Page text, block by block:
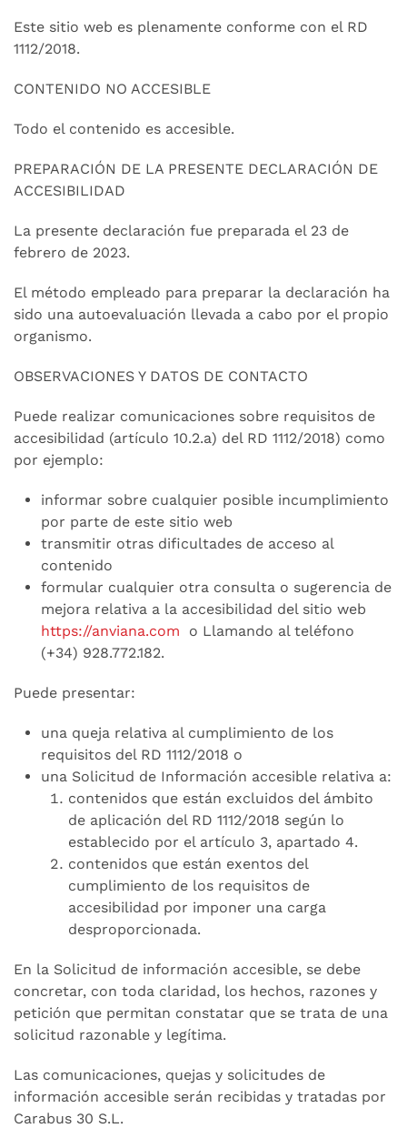
Este sitio web es plenamente conforme con el RD
1112/2018.
CONTENIDO NO ACCESIBLE
Todo el contenido es accesible.
PREPARACIÓN DE LA PRESENTE DECLARACIÓN DE
ACCESIBILIDAD
La presente declaración fue preparada el 23 de
febrero de 2023.
El método empleado para preparar la declaración ha
sido una autoevaluación llevada a cabo por el propio
organismo.
OBSERVACIONES Y DATOS DE CONTACTO
Puede realizar comunicaciones sobre requisitos de
accesibilidad (artículo 10.2.a) del RD 1112/2018) como
por ejemplo:
informar sobre cualquier posible incumplimiento
por parte de este sitio web
transmitir otras dificultades de acceso al
contenido
formular cualquier otra consulta o sugerencia de
mejora relativa a la accesibilidad del sitio web
https://anviana.com o Llamando al teléfono
(+34) 928.772.182.
Puede presentar:
una queja relativa al cumplimiento de los
requisitos del RD 1112/2018 o
una Solicitud de Información accesible relativa a:
contenidos que están excluidos del ámbito
de aplicación del RD 1112/2018 según lo
establecido por el artículo 3, apartado 4.
contenidos que están exentos del
cumplimiento de los requisitos de
accesibilidad por imponer una carga
desproporcionada.
En la Solicitud de información accesible, se debe
concretar, con toda claridad, los hechos, razones y
petición que permitan constatar que se trata de una
solicitud razonable y legítima.
Las comunicaciones, quejas y solicitudes de
información accesible serán recibidas y tratadas por
Carabus 30 S.L.